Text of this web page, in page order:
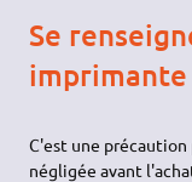
Se
imprimante
C'est une précaution
négligée avant